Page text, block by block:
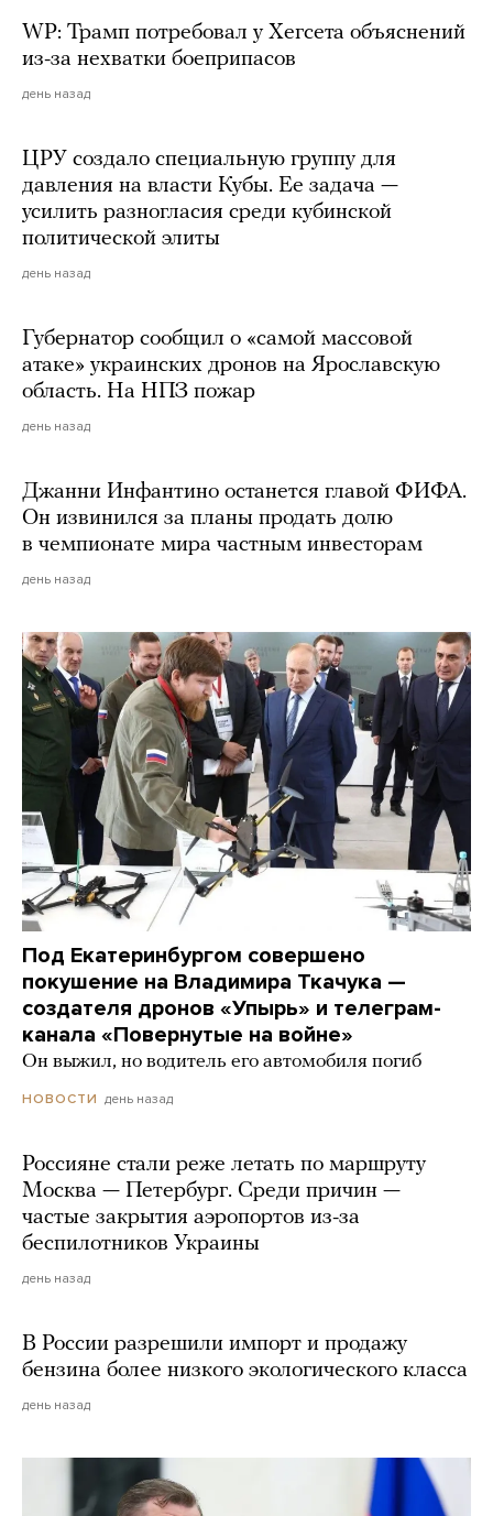
WP: Трамп потребовал у Хегсета объяснений
из-за нехватки боеприпасов
день назад
ЦРУ создало специальную группу для
давления на власти Кубы. Ее задача —
усилить разногласия среди кубинской
политической элиты
день назад
Губернатор сообщил о «самой массовой
атаке» украинских дронов на Ярославскую
область. На НПЗ пожар
день назад
Джанни Инфантино останется главой ФИФА.
Он извинился за планы продать долю
в чемпионате мира частным инвесторам
день назад
Под Екатеринбургом совершено
покушение на Владимира Ткачука —
создателя дронов «Упырь» и телеграм-
канала «Повернутые на войне»
Он выжил, но водитель его автомобиля погиб
НОВОСТИ день назад
Россияне стали реже летать по маршруту
Москва — Петербург. Среди причин —
частые закрытия аэропортов из-за
беспилотников Украины
день назад
В России разрешили импорт и продажу
бензина более низкого экологического класса
день назад